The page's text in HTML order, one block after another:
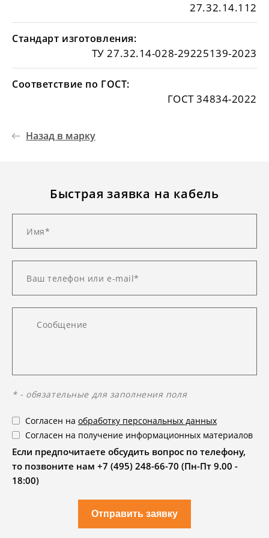
27.32.14.112
Стандарт изготовления:
ТУ 27.32.14-028-29225139-2023
Соответствие по ГОСТ:
ГОСТ 34834-2022
Назад в марку
Быстрая заявка на кабель
* - обязательные для заполнения поля
Согласен на обработку персональных данных
Согласен на получение информационных материалов
Если предпочитаете обсудить вопрос по телефону,
то позвоните нам +7 (495) 248-66-70 (Пн-Пт 9.00 -
18:00)
Отправить заявку